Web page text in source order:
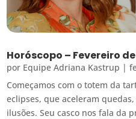
Horóscopo – Fevereiro
por Equipe Adriana Kastrup |
Começamos com o totem da
eclipses, que aceleram
ilusões. Seu casco nos fala da